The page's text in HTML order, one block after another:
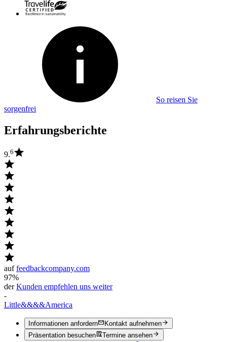
So reisen Sie
sorgenfrei
Erfahrungsberichte
9.6
auffeedbackcompany.com
97%
derKunden empfehlen uns weiter
-
Little&&&&America
Informationen anfordern
Kontakt aufnehmen
Präsentation besuchen
Termine ansehen